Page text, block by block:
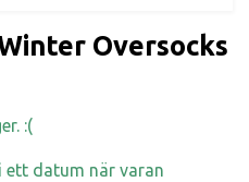
Oversocks
:(
ett datum när varan